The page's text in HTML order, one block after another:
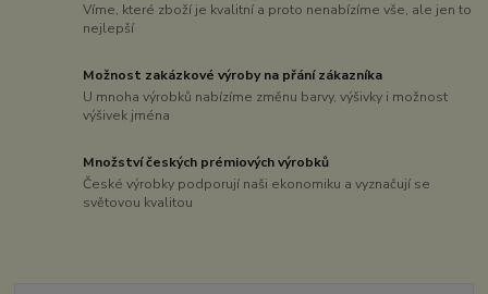
Víme, které zboží je kvalitní a proto nenabízíme vše, ale jen to
nejlepší
Možnost zakázkové výroby na přání zákazníka
U mnoha výrobků nabízíme změnu barvy, výšivky i možnost
výšivek jména
Množství českých prémiových výrobků
České výrobky podporují naši ekonomiku a vyznačují se
světovou kvalitou